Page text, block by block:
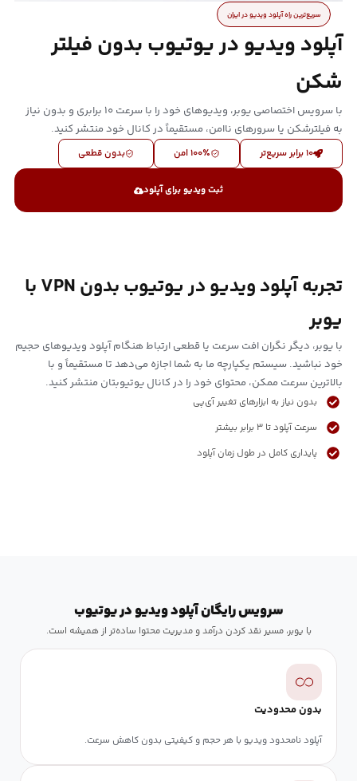
سریع‌ترین راه آپلود ویدیو در ایران
آپلود ویدیو در یوتیوب بدون فیلتر
شکن
با سرویس اختصاصی یوبر، ویدیوهای خود را با سرعت ۱۰ برابری و بدون نیاز
به فیلترشکن یا سرورهای ناامن، مستقیماً در کانال خود منتشر کنید.
۱۰ برابر سریع‌تر ۱۰۰٪ امن بدون قطعی
ثبت ویدیو برای آپلود
تجربه آپلود ویدیو در یوتیوب بدون VPN با
یوبر
با یوبر، دیگر نگران افت سرعت یا قطعی ارتباط هنگام آپلود ویدیوهای حجیم
خود نباشید. سیستم یکپارچه ما به شما اجازه می‌دهد تا مستقیماً و با
بالاترین سرعت ممکن، محتوای خود را در کانال یوتیوبتان منتشر کنید.
بدون نیاز به ابزارهای تغییر آی‌پی
سرعت آپلود تا ۳ برابر بیشتر
پایداری کامل در طول زمان آپلود
سرویس رایگان آپلود ویدیو در یوتیوب
با یوبر، مسیر نقد کردن درآمد و مدیریت محتوا ساده‌تر از همیشه است.
بدون محدودیت
آپلود نامحدود ویدیو با هر حجم و کیفیتی بدون کاهش سرعت.